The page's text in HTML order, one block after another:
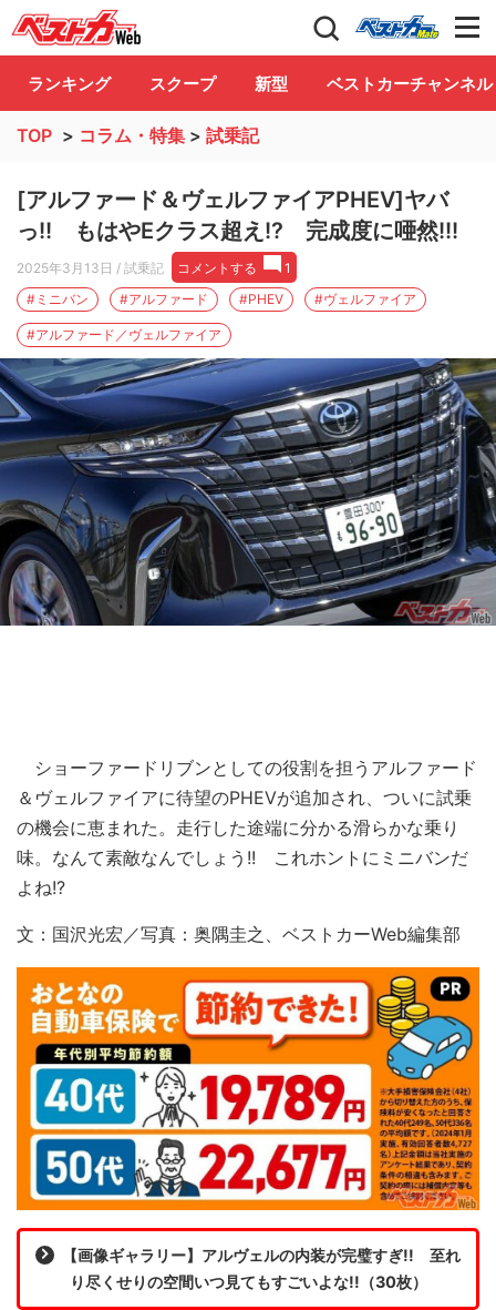
自動車情報誌「ベストカー」 Club
ランキング スクープ 新型 ベストカーチャンネル
TOP > コラム・特集 > 試乗記
[アルファード＆ヴェルファイアPHEV]ヤバ
っ!! もはやEクラス超え!? 完成度に唖然!!!
2025年3月13日 / 試乗記 コメントする
1
#ミニバン
#アルファード #PHEV #ヴェルファイア
#アルファード／ヴェルファイア
ショーファードリブンとしての役割を担うアルファード
＆ヴェルファイアに待望のPHEVが追加され、ついに試乗
の機会に恵まれた。走行した途端に分かる滑らかな乗り
味。なんて素敵なんでしょう!! これホントにミニバンだ
よね!?
文：国沢光宏／写真：奥隅圭之、ベストカーWeb編集部
【画像ギャラリー】アルヴェルの内装が完璧すぎ!! 至れ
り尽くせりの空間いつ見てもすごいよな!!（30枚）